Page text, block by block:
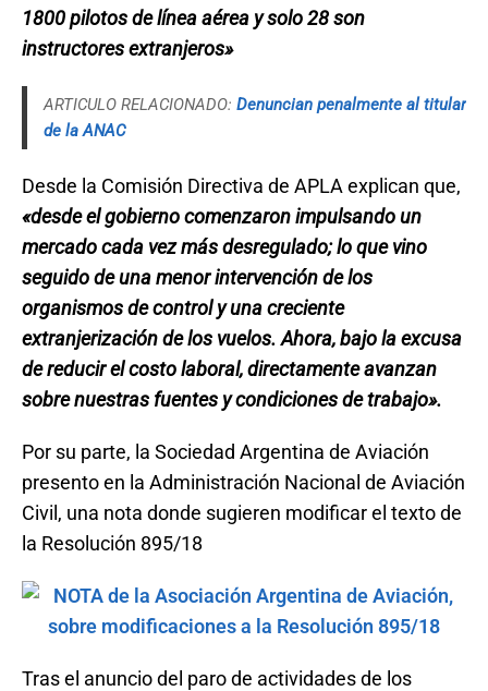
1800 pilotos de línea aérea y solo 28 son
instructores extranjeros»
ARTICULO RELACIONADO: Denuncian penalmente al titular
de la ANAC
Desde la Comisión Directiva de APLA explican que,
«desde el gobierno comenzaron impulsando un
mercado cada vez más desregulado; lo que vino
seguido de una menor intervención de los
organismos de control y una creciente
extranjerización de los vuelos. Ahora, bajo la excusa
de reducir el costo laboral, directamente avanzan
sobre nuestras fuentes y condiciones de trabajo».
Por su parte, la Sociedad Argentina de Aviación
presento en la Administración Nacional de Aviación
Civil, una nota donde sugieren modificar el texto de
la Resolución 895/18
Tras el anuncio del paro de actividades de los